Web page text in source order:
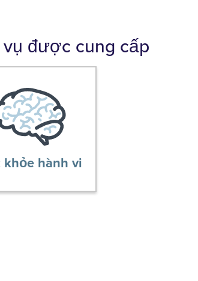
vụ được cung cấp
khỏe hành vi